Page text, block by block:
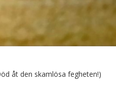
åt den skamlösa fegheten!)